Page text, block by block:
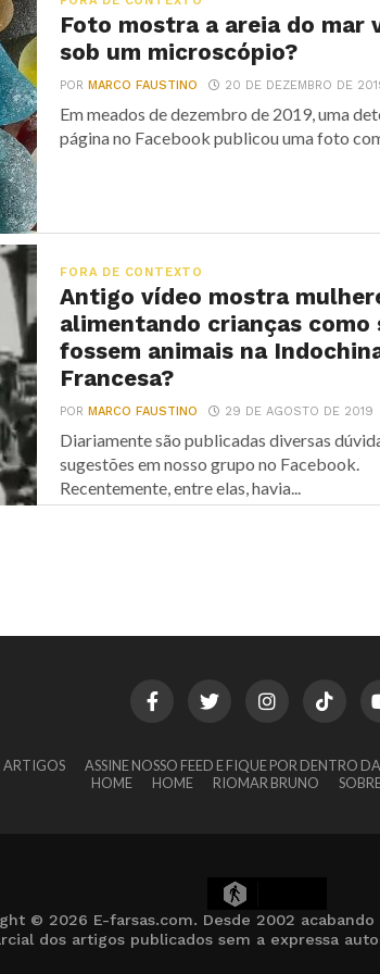
Foto mostra a areia do mar
sob um microscópio?
PORMARCO FAUSTINO 20 DE DEZEMBRO DE
Em meados de dezembro de 2019, uma
página no Facebook publicou uma foto
FORA DE CONTEXTO
Antigo vídeo mostra
alimentando crianças como
fossem animais na
Francesa?
PORMARCO FAUSTINO 29 DE AGOSTO DE 2019
Diariamente são publicadas diversas
sugestões em nosso grupo no Facebook.
Recentemente, entre elas, havia...
ARTIGOS ASSINE NOSSO FEED E FIQUE POR DENTRO
HOME
HOME RIOMAR BRUNO
© 2026 E-farsas.com. Desde 2002
dos artigos publicados sem a expressa